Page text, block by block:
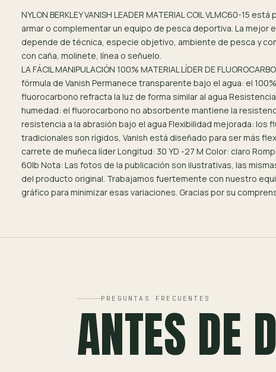
NYLON BERKLEY VANISH LEADER MATERIAL COIL VLMC60-15
armar o complementar un equipo de pesca deportiva. La mejor
depende de técnica, especie objetivo, ambiente de pesca y
con caña, molinete, línea o señuelo.
LA FÁCIL MANIPULACIÓN 100% MATERIAL LÍDER DE
fórmula de Vanish Permanece transparente bajo el agua: el
fluorocarbono refracta la luz de forma similar al agua
humedad: el fluorocarbono no absorbente mantiene la
resistencia a la abrasión bajo el agua Flexibilidad mejorada: los
tradicionales son rígidos, Vanish está diseñado para ser más
carrete de muñeca líder Longitud: 30 YD -27 M Color: claro
60lb Nota: Las fotos de la publicación son ilustrativas, las
del producto original. Trabajamos fuertemente con nuestro
gráfico para minimizar esas variaciones. Gracias por su
PREGUNTAS FRECUENTES
ANTES DE